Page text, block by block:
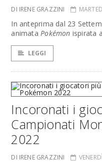
DI IRENE GRAZZINI
In anteprima dal 23
animataPokémon ispirata
LEGGI
Incoronati i
Campionati
2022
DI IRENE GRAZZINI